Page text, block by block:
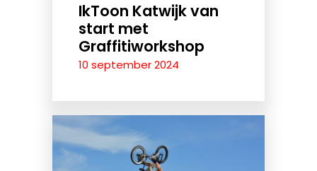
IkToon Katwijk van
start met
Graffitiworkshop
10 september 2024